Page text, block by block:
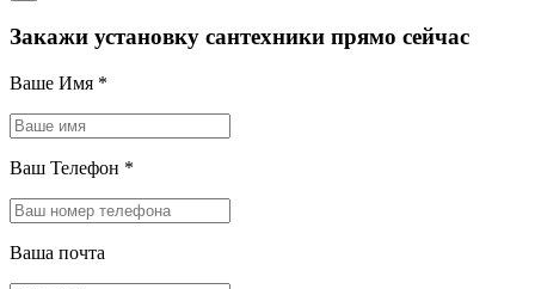
Закажи установку сантехники прямо сейчас
Ваше Имя *
Ваш Телефон *
Ваша почта